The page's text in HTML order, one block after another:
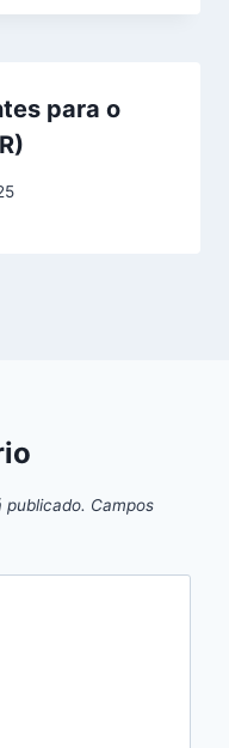
para o
publicado. Campos